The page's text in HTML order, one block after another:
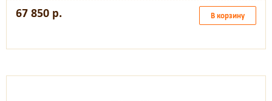
67 850 р. В корзину